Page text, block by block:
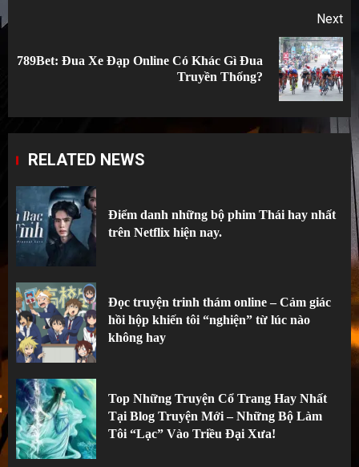
Next
Next
789Bet: Đua Xe Đạp Online Có Khác Gì Đua
Truyền Thống?
RELATED NEWS
Điểm danh những bộ phim Thái hay nhất
trên Netflix hiện nay.
Đọc truyện trinh thám online – Cảm giác
hồi hộp khiến tôi “nghiện” từ lúc nào
không hay
Top Những Truyện Cổ Trang Hay Nhất
Tại Blog Truyện Mới – Những Bộ Làm
Tôi “Lạc” Vào Triều Đại Xưa!